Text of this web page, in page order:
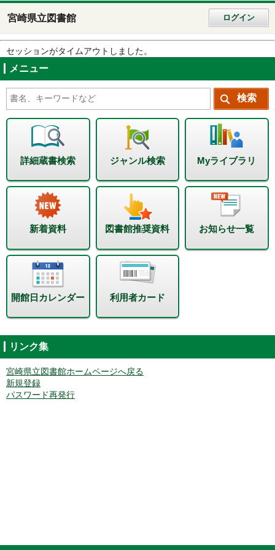
宮崎県立図書館 ログイン
セッションがタイムアウトしました。
メニュー
詳細蔵書検索 ジャンル検索 Myライブラリ
新着資料 図書館推奨資料 お知らせ一覧
開館日カレンダー 利用者カード
リンク集
宮崎県立図書館ホームページへ戻る
新規登録
パスワード再発行